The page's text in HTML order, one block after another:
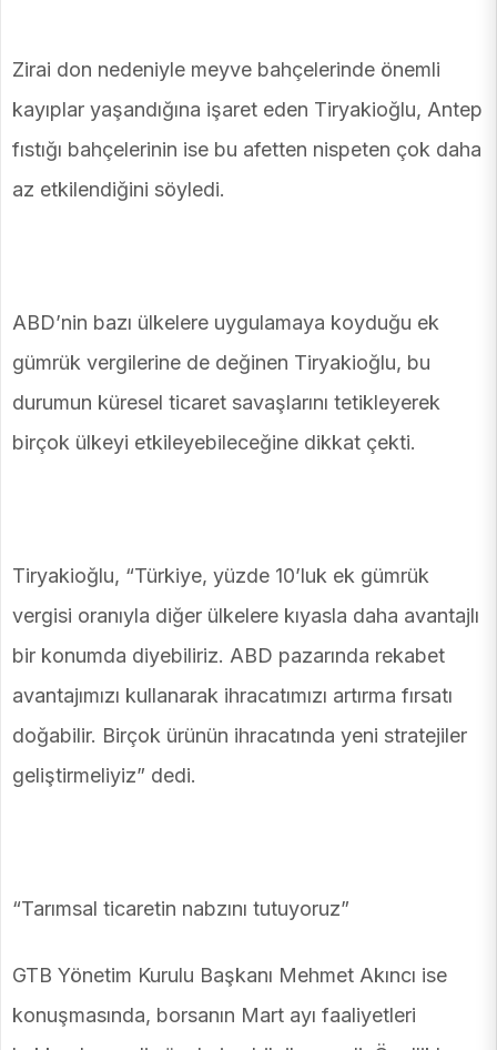
Zirai don nedeniyle meyve bahçelerinde önemli
kayıplar yaşandığına işaret eden Tiryakioğlu, Antep
fıstığı bahçelerinin ise bu afetten nispeten çok daha
az etkilendiğini söyledi.
ABD’nin bazı ülkelere uygulamaya koyduğu ek
gümrük vergilerine de değinen Tiryakioğlu, bu
durumun küresel ticaret savaşlarını tetikleyerek
birçok ülkeyi etkileyebileceğine dikkat çekti.
Tiryakioğlu, “Türkiye, yüzde 10’luk ek gümrük
vergisi oranıyla diğer ülkelere kıyasla daha avantajlı
bir konumda diyebiliriz. ABD pazarında rekabet
avantajımızı kullanarak ihracatımızı artırma fırsatı
doğabilir. Birçok ürünün ihracatında yeni stratejiler
geliştirmeliyiz” dedi.
“Tarımsal ticaretin nabzını tutuyoruz”
GTB Yönetim Kurulu Başkanı Mehmet Akıncı ise
konuşmasında, borsanın Mart ayı faaliyetleri